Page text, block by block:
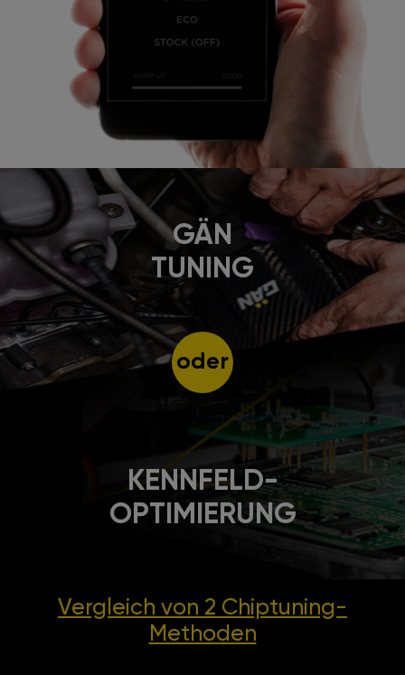
GÄN
TUNING
oder
KENNFELD-
OPTIMIERUNG
Vergleich von 2 Chiptuning-
Methoden